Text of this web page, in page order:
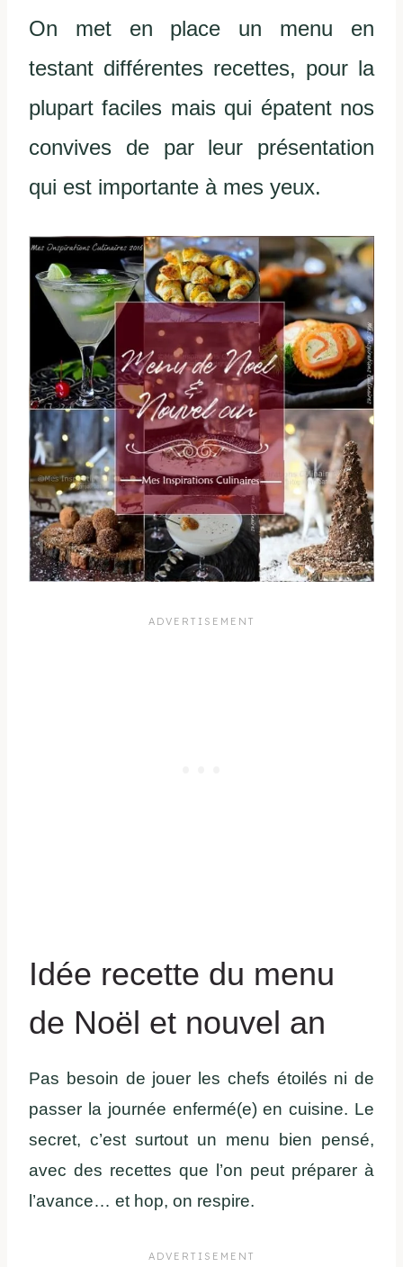
On met en place un menu en
testant différentes recettes, pour la
plupart faciles mais qui épatent nos
convives de par leur présentation
qui est importante à mes yeux.
Idée recette du menu
de Noël et nouvel an
Pas besoin de jouer les chefs étoilés ni de
passer la journée enfermé(e) en cuisine. Le
secret, c’est surtout un menu bien pensé,
avec des recettes que l’on peut préparer à
l’avance… et hop, on respire.